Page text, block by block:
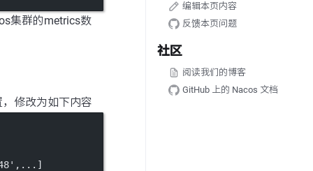
编辑本页内容
反馈本页问题
社区
阅读我们的博客
GitHub 上的 Nacos 文档
集群的metrics数
修改为如下内容